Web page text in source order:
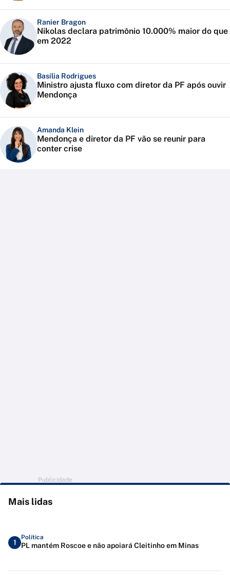
Ranier Bragon
Nikolas declara patrimônio 10.000% maior do que
em 2022
Basília Rodrigues
Ministro ajusta fluxo com diretor da PF após ouvir
Mendonça
Amanda Klein
Mendonça e diretor da PF vão se reunir para
conter crise
Publicidade
Mais lidas
1
Política
PL mantém Roscoe e não apoiará Cleitinho em Minas